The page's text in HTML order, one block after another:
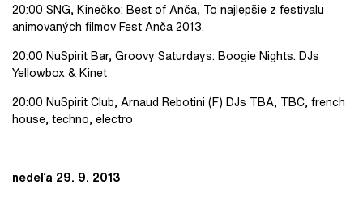
20:00 SNG, Kinečko: Best of Anča, To najlepšie z festivalu
animovaných filmov Fest Anča 2013.
20:00 NuSpirit Bar, Groovy Saturdays: Boogie Nights. DJs
Yellowbox & Kinet
20:00 NuSpirit Club, Arnaud Rebotini (F) DJs TBA, TBC, french
house, techno, electro
nedeľa 29. 9. 2013